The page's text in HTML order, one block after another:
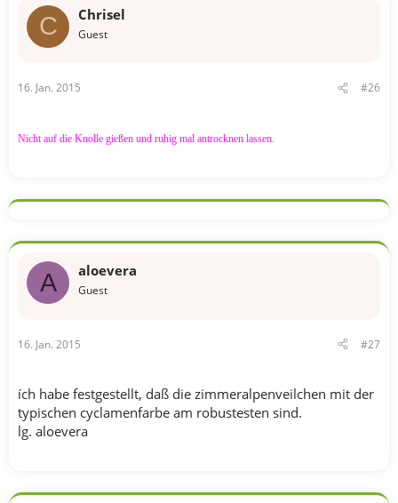
C Chrisel
Guest
16. Jan. 2015 #26
Nicht auf die Knolle gießen und ruhig mal antrocknen lassen.
A aloevera
Guest
16. Jan. 2015 #27
ích habe festgestellt, daß die zimmeralpenveilchen mit der
typischen cyclamenfarbe am robustesten sind.
lg. aloevera